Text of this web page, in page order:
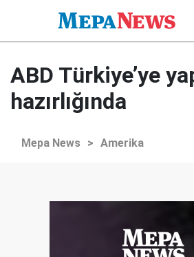
ABD Türkiye’ye
hazırlığında
Mepa News > Amerika